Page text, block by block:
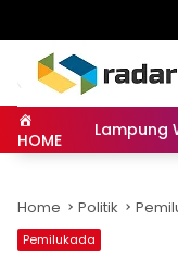
HOME Lampung
Home Politik
Pemilukada